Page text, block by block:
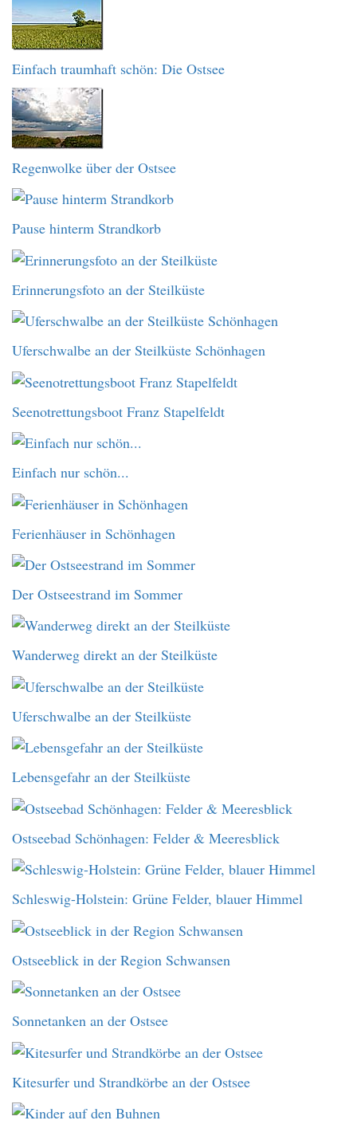
Einfach traumhaft schön: Die Ostsee
Regenwolke über der Ostsee
Pause hinterm Strandkorb
Erinnerungsfoto an der Steilküste
Uferschwalbe an der Steilküste Schönhagen
Seenotrettungsboot Franz Stapelfeldt
Einfach nur schön...
Ferienhäuser in Schönhagen
Der Ostseestrand im Sommer
Wanderweg direkt an der Steilküste
Uferschwalbe an der Steilküste
Lebensgefahr an der Steilküste
Ostseebad Schönhagen: Felder & Meeresblick
Schleswig-Holstein: Grüne Felder, blauer Himmel
Ostseeblick in der Region Schwansen
Sonnetanken an der Ostsee
Kitesurfer und Strandkörbe an der Ostsee